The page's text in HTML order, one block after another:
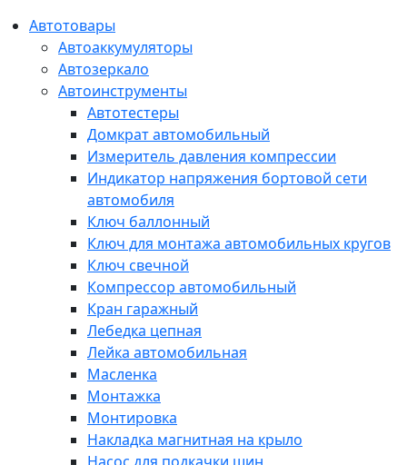
Автотовары
Автоаккумуляторы
Автозеркало
Автоинструменты
Автотестеры
Домкрат автомобильный
Измеритель давления компрессии
Индикатор напряжения бортовой сети
автомобиля
Ключ баллонный
Ключ для монтажа автомобильных кругов
Ключ свечной
Компрессор автомобильный
Кран гаражный
Лебедка цепная
Лейка автомобильная
Масленка
Монтажка
Монтировка
Накладка магнитная на крыло